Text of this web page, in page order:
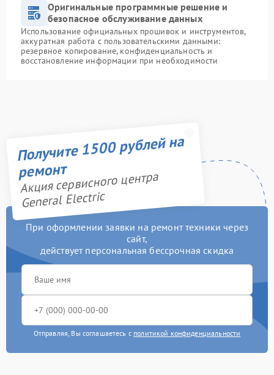
Оригинальные программные решение и
безопасное обслуживание данных
Использование официальных прошивок и инструментов,
аккуратная работа с пользовательскими данными:
резервное копирование, конфиденциальность и
восстановление информации при необходимости
Получите 1500 рублей на
ремонт
Акция сервисного центра
General Electric
При оформлении заявки на ремонт техники через
сайт,
действует персональная бессрочная скидка
Отправляя, Вы соглашаетесь с политикой конфиденциальности